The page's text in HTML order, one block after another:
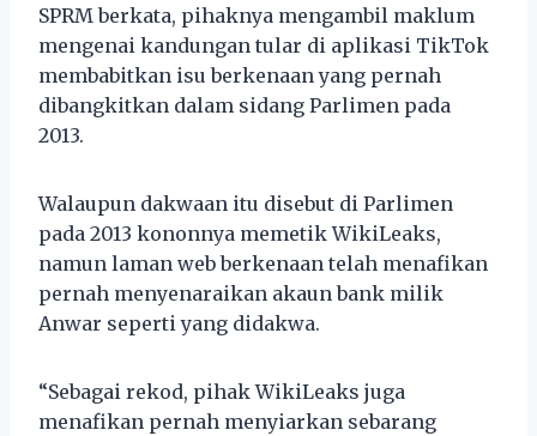
SPRM berkata, pihaknya mengambil maklum
mengenai kandungan tular di aplikasi TikTok
membabitkan isu berkenaan yang pernah
dibangkitkan dalam sidang Parlimen pada
2013.
Walaupun dakwaan itu disebut di Parlimen
pada 2013 kononnya memetik WikiLeaks,
namun laman web berkenaan telah menafikan
pernah menyenaraikan akaun bank milik
Anwar seperti yang didakwa.
“Sebagai rekod, pihak WikiLeaks juga
menafikan pernah menyiarkan sebarang